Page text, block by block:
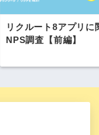
リクルート8アプリに
NPS調査【前編】